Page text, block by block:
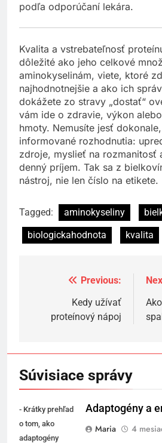
podľa odporúčaní lekára.
Kvalita a vstrebateľnosť
dôležité ako jeho celkové
aminokyselinám, viete, ktoré
najhodnotnejšie a ako ich
dokážete zo stravy „dostať“
vám ide o zdravie, výkon
hmoty. Nemusíte jesť
informované rozhodnutia:
zdroje, myslieť na rozmanitosť
denný príjem. Tak sa z
nástroj, nie len číslo na etikete.
Tagged: aminokyseliny
biologickahodnota
kvalita
Navigácia
článku
Previous:
Kedy užívať
proteínový nápoj
Súvisiace správy
- Krátky prehľad
o tom, ako
adaptogény
Adaptogény a
Maria
4